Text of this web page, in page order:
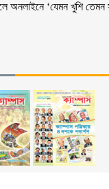
অনলাইনে ‘যেমন খুশি তেমন